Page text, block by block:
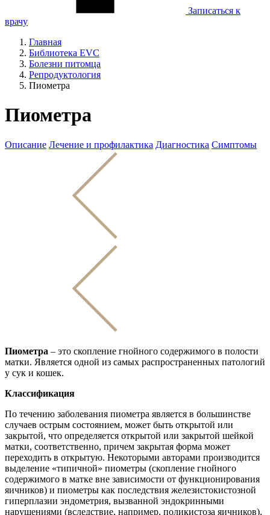
Записаться к
врачу
Главная
Библиотека EVC
Болезни питомца
Репродуктология
Пиометра
Пиометра
Описание Лечение и профилактика Диагностика Симптомы
Пиометра – это скопление гнойного содержимого в полости
матки. Является одной из самых распространенных патологий
у сук и кошек.
Классификация
По течению заболевания пиометра является в большинстве
случаев острым состоянием, может быть открытой или
закрытой, что определяется открытой или закрытой шейкой
матки, соответственно, причем закрытая форма может
переходить в открытую. Некоторыми авторами производится
выделение «типичной» пиометры (скопление гнойного
содержимого в матке вне зависимости от функционирования
яичников) и пиометры как последствия железистокистозной
гиперплазии эндометрия, вызванной эндокринными
нарушениями (вследствие, например, поликистоза яичников),